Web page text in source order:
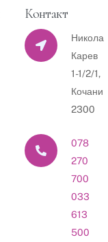
Контакт
Никола
Карев
1-1/2/1,
Кочани
2300
078
270
700
033
613
500